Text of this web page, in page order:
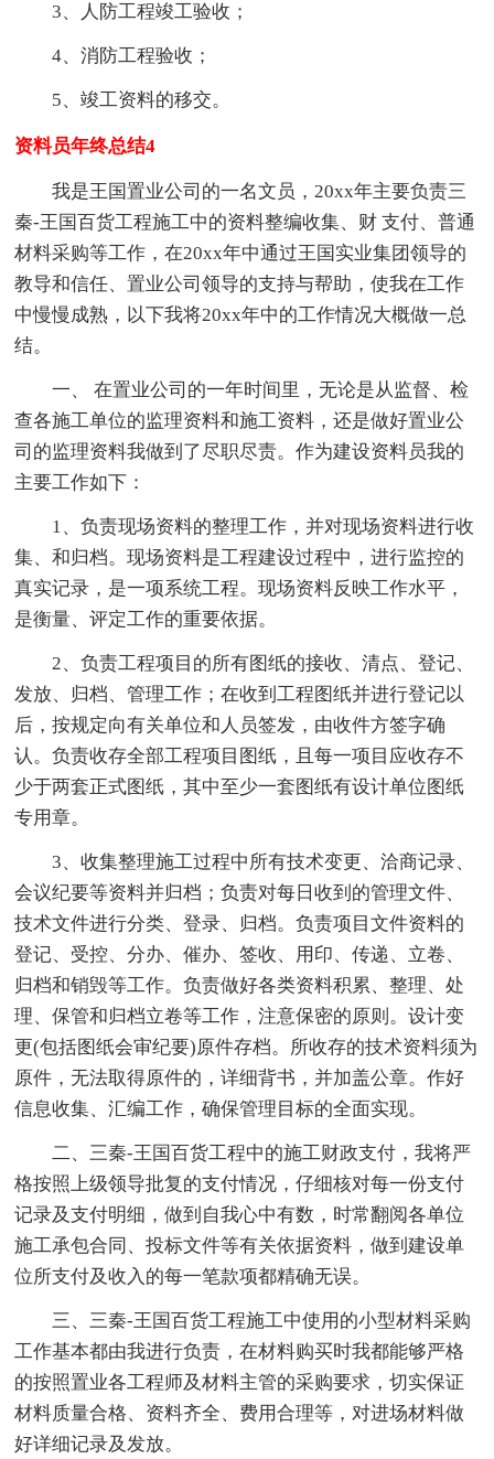
3、人防工程竣工验收；
4、消防工程验收；
5、竣工资料的移交。
资料员年终总结4
我是王国置业公司的一名文员，20xx年主要负责三
秦-王国百货工程施工中的资料整编收集、财 支付、普通
材料采购等工作，在20xx年中通过王国实业集团领导的
教导和信任、置业公司领导的支持与帮助，使我在工作
中慢慢成熟，以下我将20xx年中的工作情况大概做一总
结。
一、 在置业公司的一年时间里，无论是从监督、检
查各施工单位的监理资料和施工资料，还是做好置业公
司的监理资料我做到了尽职尽责。作为建设资料员我的
主要工作如下：
1、负责现场资料的整理工作，并对现场资料进行收
集、和归档。现场资料是工程建设过程中，进行监控的
真实记录，是一项系统工程。现场资料反映工作水平，
是衡量、评定工作的重要依据。
2、负责工程项目的所有图纸的接收、清点、登记、
发放、归档、管理工作；在收到工程图纸并进行登记以
后，按规定向有关单位和人员签发，由收件方签字确
认。负责收存全部工程项目图纸，且每一项目应收存不
少于两套正式图纸，其中至少一套图纸有设计单位图纸
专用章。
3、收集整理施工过程中所有技术变更、洽商记录、
会议纪要等资料并归档；负责对每日收到的管理文件、
技术文件进行分类、登录、归档。负责项目文件资料的
登记、受控、分办、催办、签收、用印、传递、立卷、
归档和销毁等工作。负责做好各类资料积累、整理、处
理、保管和归档立卷等工作，注意保密的原则。设计变
更(包括图纸会审纪要)原件存档。所收存的技术资料须为
原件，无法取得原件的，详细背书，并加盖公章。作好
信息收集、汇编工作，确保管理目标的全面实现。
二、三秦-王国百货工程中的施工财政支付，我将严
格按照上级领导批复的支付情况，仔细核对每一份支付
记录及支付明细，做到自我心中有数，时常翻阅各单位
施工承包合同、投标文件等有关依据资料，做到建设单
位所支付及收入的每一笔款项都精确无误。
三、三秦-王国百货工程施工中使用的小型材料采购
工作基本都由我进行负责，在材料购买时我都能够严格
的按照置业各工程师及材料主管的采购要求，切实保证
材料质量合格、资料齐全、费用合理等，对进场材料做
好详细记录及发放。